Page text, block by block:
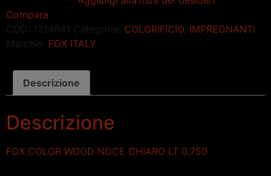
Compara
COD: 1214641 Categorie: COLORIFICIO IMPREGNANTI
Marchio: FOX ITALY
Descrizione
Descrizione
FOX COLOR WOOD NOCE CHIARO LT 0.750